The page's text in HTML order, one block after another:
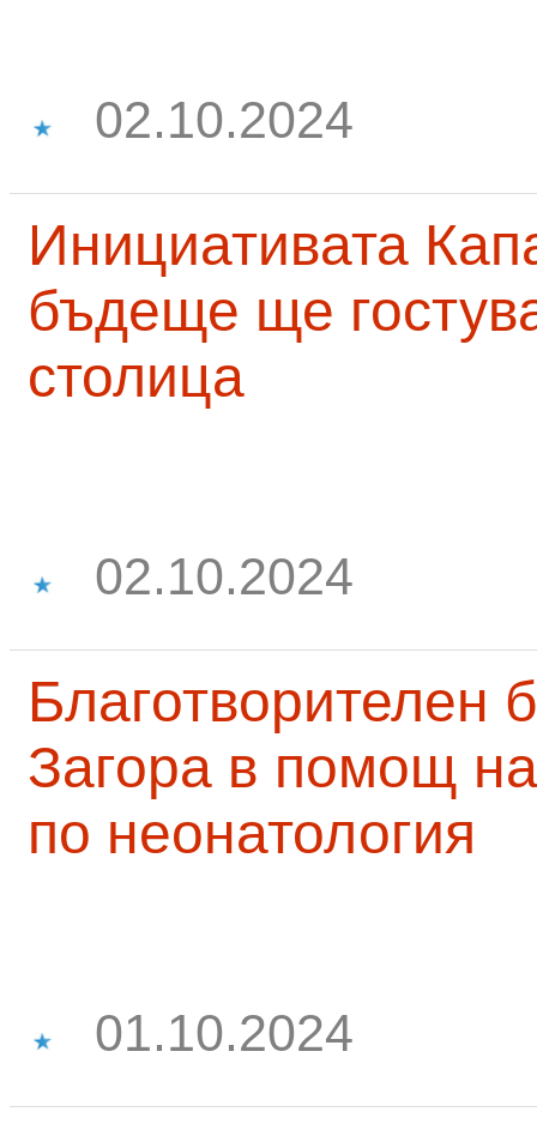
02.10.2024
Инициативата
бъдеще ще
столица
02.10.2024
Благотворителен
Загора в помощ
по неонатология
01.10.2024